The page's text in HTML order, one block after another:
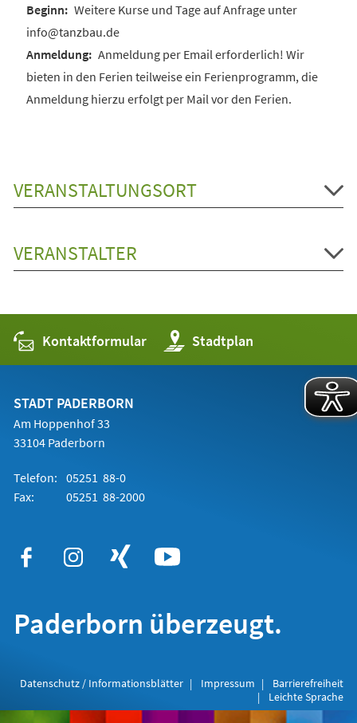
Weitere Kurse und Tage auf Anfrage unter
info@tanzbau.de
Anmeldung per Email erforderlich! Wir
bieten in den Ferien teilweise ein Ferienprogramm, die
Anmeldung hierzu erfolgt per Mail vor den Ferien.
VERANSTALTUNGSORT
VERANSTALTER
Kontaktformular Stadtplan
(Öffnet
in
einem
STADT PADERBORN
Am Hoppenhof 33
33104 Paderborn
Telefon: 05251 88-0
Fax:
05251 88-2000
Paderborn überzeugt.
Datenschutz / Informationsblätter Impressum
Barrierefreiheit
Leichte Sprache